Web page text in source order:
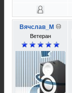
Вячслав_М
Ветеран